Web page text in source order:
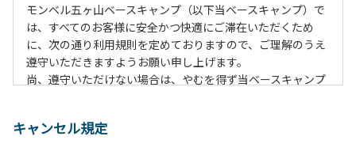
モンベル五ヶ山ベースキャンプ（以下当ベースキャンプ）で
は、すべてのお客様に安全かつ快適にご滞在いただくため
に、次の通り利用規則を定めておりますので、ご理解のうえ
遵守いただきますようお願い申し上げます。
尚、遵守いただけない場合は、やむを得ず当ベースキャンプ
【当ベースキャンプ利用に際してのご案内ならびに注意事
キャンセル規定